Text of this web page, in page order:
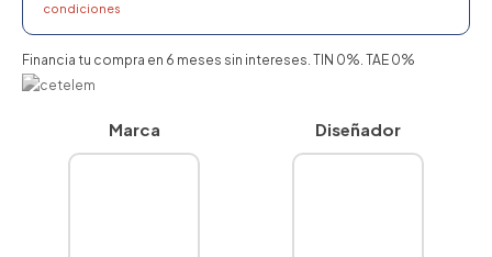
condiciones
Financia tu compra en 6 meses sin intereses. TIN 0%. TAE 0%
Marca Diseñador